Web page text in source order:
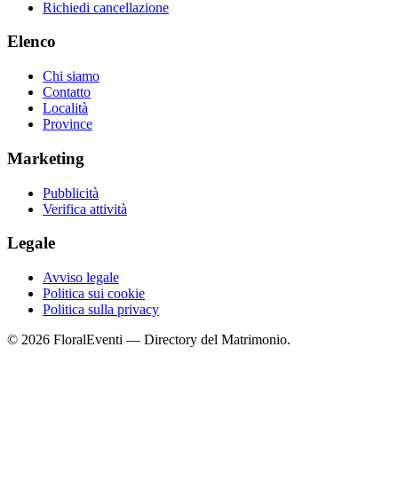
Richiedi cancellazione
Elenco
Chi siamo
Contatto
Località
Province
Marketing
Pubblicità
Verifica attività
Legale
Avviso legale
Politica sui cookie
Politica sulla privacy
© 2026 FloralEventi — Directory del Matrimonio.